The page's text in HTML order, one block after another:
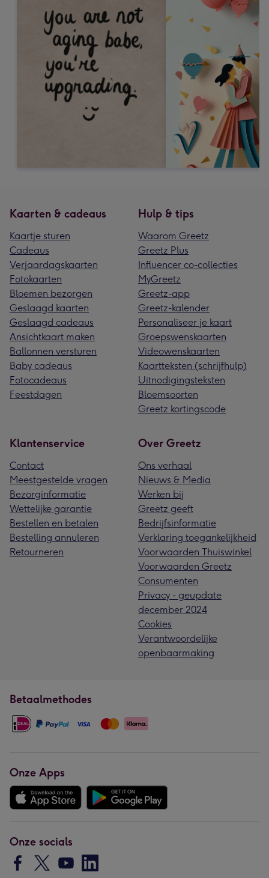
Kaarten & cadeaus
Kaartje sturen
Cadeaus
Verjaardagskaarten
Fotokaarten
Bloemen bezorgen
Geslaagd kaarten
Geslaagd cadeaus
Ansichtkaart maken
Ballonnen versturen
Baby cadeaus
Fotocadeaus
Feestdagen
Hulp & tips
Waarom Greetz
Greetz Plus
Influencer co-collecties
MyGreetz
Greetz-app
Greetz-kalender
Personaliseer je kaart
Groepswenskaarten
Videowenskaarten
Kaartteksten (schrijfhulp)
Uitnodigingsteksten
Bloemsoorten
Greetz kortingscode
Klantenservice
Contact
Meestgestelde vragen
Bezorginformatie
Wettelijke garantie
Bestellen en betalen
Bestelling annuleren
Retourneren
Over Greetz
Ons verhaal
Nieuws & Media
Werken bij
Greetz geeft
Bedrijfsinformatie
Verklaring toegankelijkheid
Voorwaarden Thuiswinkel
Voorwaarden Greetz
Consumenten
Privacy - geupdate
december 2024
Cookies
Verantwoordelijke
openbaarmaking
Betaalmethodes
Onze Apps
Onze socials